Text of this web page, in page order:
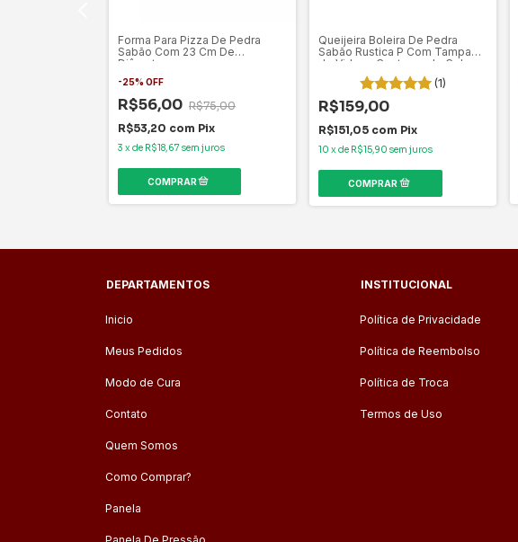
Forma Para Pizza De Pedra
Sabão Com 23 Cm De
Diâmetro.
-25% OFF
R$56,00 R$75,00
R$53,20 com Pix
3 xde R$18,67 sem juros
Queijeira Boleira De Pedra
Sabão Rustica P Com Tampa
de Vidro e Contorno de Cobre
(1)
R$159,00
R$151,05 com Pix
10 xde R$15,90 sem juros
DEPARTAMENTOS
Inicio
Meus Pedidos
Modo de Cura
Contato
Quem Somos
Como Comprar?
Panela
INSTITUCIONAL
Política de Privacidade
Política de Reembolso
Política de Troca
Termos de Uso